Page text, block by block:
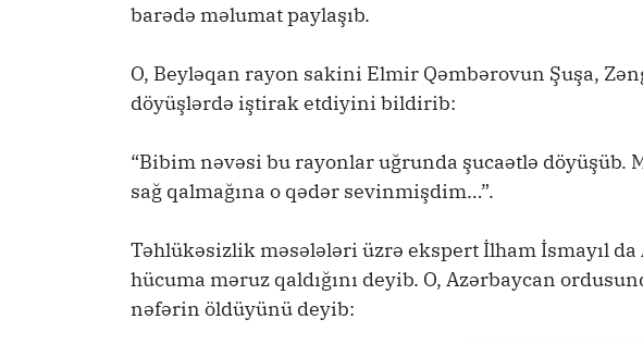
barədə məlumat paylaşıb.
O, Beyləqan rayon sakini Elmir Qəmbərovun Şuşa,
döyüşlərdə iştirak etdiyini bildirib:
“Bibim nəvəsi bu rayonlar uğrunda şucaətlə
sağ qalmağına o qədər sevinmişdim…”.
Təhlükəsizlik məsələləri üzrə ekspert İlham İsmayıl
hücuma məruz qaldığını deyib. O, Azərbaycan
nəfərin öldüyünü deyib: